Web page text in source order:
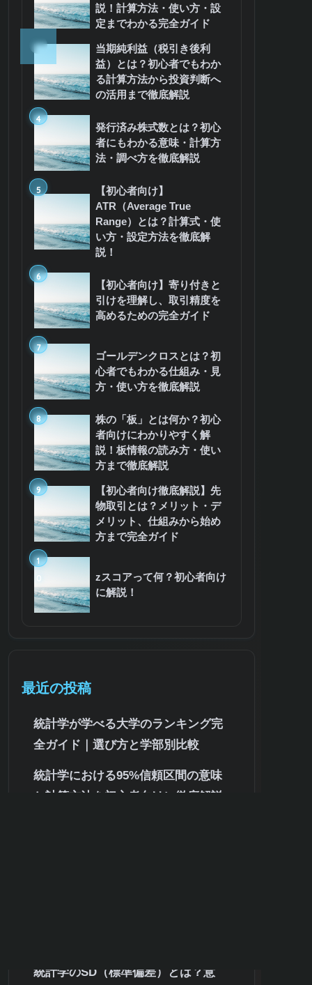
説！計算方法・使い方・設
定までわかる完全ガイド
3
当期純利益（税引き後利
益）とは？初心者でもわか
る計算方法から投資判断へ
の活用まで徹底解説
4
発行済み株式数とは？初心
者にもわかる意味・計算方
法・調べ方を徹底解説
5
【初心者向け】
ATR（Average True
Range）とは？計算式・使
い方・設定方法を徹底解
説！
6
【初心者向け】寄り付きと
引けを理解し、取引精度を
高めるための完全ガイド
7
ゴールデンクロスとは？初
心者でもわかる仕組み・見
方・使い方を徹底解説
8
株の「板」とは何か？初心
者向けにわかりやすく解
説！板情報の読み方・使い
方まで徹底解説
9
【初心者向け徹底解説】先
物取引とは？メリット・デ
メリット、仕組みから始め
方まで完全ガイド
1
0
zスコアって何？初心者向け
に解説！
最近の投稿
統計学が学べる大学のランキング完
全ガイド｜選び方と学部別比較
統計学における95%信頼区間の意味
と計算方法を初心者向けに徹底解説
統計学のSD（標準偏差）とは？意